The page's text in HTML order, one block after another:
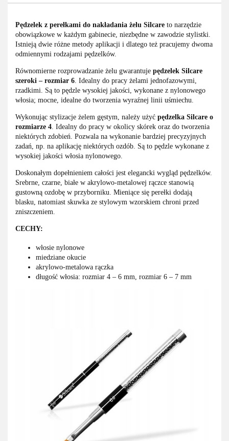
Pędzelek z perełkami do nakładania żelu Silcare to narzędzie
obowiązkowe w każdym gabinecie, niezbędne w zawodzie stylistki.
Istnieją dwie różne metody aplikacji i dlatego też pracujemy dwoma
odmiennymi rodzajami pędzelków.
Równomierne rozprowadzanie żelu gwarantuje pędzelek Silcare
szeroki – rozmiar 6 . Idealny do pracy żelami jednofazowymi,
rzadkimi. Są to pędzle wysokiej jakości, wykonane z nylonowego
włosia; mocne, idealne do tworzenia wyraźnej linii uśmiechu.
Wykonując stylizacje żelem gęstym, należy użyć pędzelka Silcare o
rozmiarze 4 . Idealny do pracy w okolicy skórek oraz do tworzenia
niektórych zdobień. Pozwala na wykonanie bardziej precyzyjnych
zadań, np. na aplikację niektórych ozdób. Są to pędzle wykonane z
wysokiej jakości włosia nylonowego.
Doskonałym dopełnieniem całości jest elegancki wygląd pędzelków.
Srebrne, czarne, białe w akrylowo-metalowej rączce stanowią
gustowną ozdobę w przyborniku. Mieniące się perełki dodają
blasku, natomiast skuwka ze stylowym wzorskiem chroni przed
zniszczeniem.
CECHY:
włosie nylonowe
miedziane okucie
akrylowo-metalowa rączka
długość włosia: rozmiar 4 – 6 mm, rozmiar 6 – 7 mm